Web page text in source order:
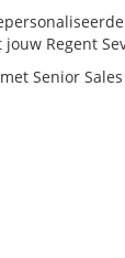
Regent
met Senior